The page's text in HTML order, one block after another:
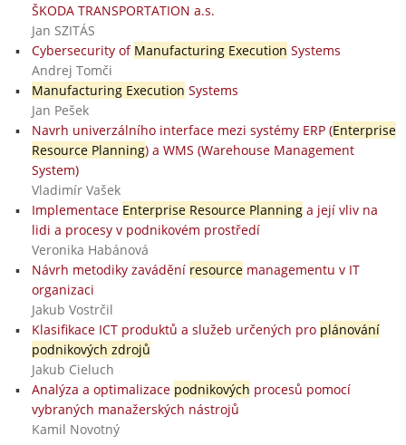
ŠKODA TRANSPORTATION a.s.
Jan SZITÁS
Cybersecurity of Manufacturing Execution Systems
Andrej Tomči
Manufacturing Execution Systems
Jan Pešek
Navrh univerzálního interface mezi systémy ERP (Enterprise
Resource Planning) a WMS (Warehouse Management
System)
Vladimír Vašek
Implementace Enterprise Resource Planninga její vliv na
lidi a procesy v podnikovém prostředí
Veronika Habánová
Návrh metodiky zavádění resourcemanagementu v IT
organizaci
Jakub Vostrčil
Klasifikace ICT produktů a služeb určených pro plánování
podnikových zdrojů
Jakub Cieluch
Analýza a optimalizace podnikových procesů pomocí
vybraných manažerských nástrojů
Kamil Novotný